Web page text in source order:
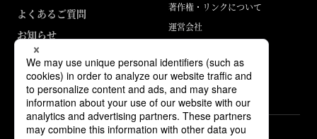
よくあるご質問
お知らせ
著作権・リンクについて
運営会社